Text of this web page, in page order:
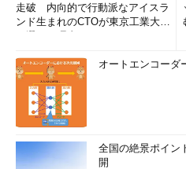
走破 内向的で行動派なアイスラ
ンド生まれのCTOが東京工業大学
オートエンコーダ
全国の絶景ポイン
開